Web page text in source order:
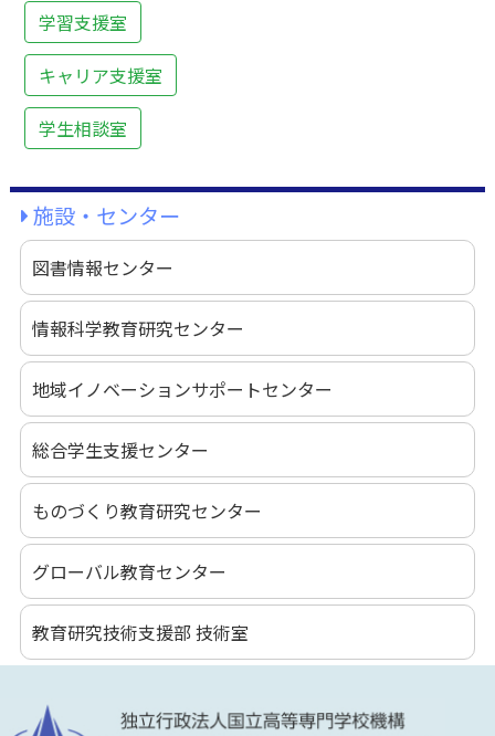
学習支援室
キャリア支援室
学生相談室
施設・センター
図書情報センター
情報科学教育研究センター
地域イノベーションサポートセンター
総合学生支援センター
ものづくり教育研究センター
グローバル教育センター
教育研究技術支援部 技術室